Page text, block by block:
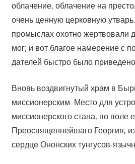
облачение, облачение на
очень ценную церковную
промыслах охотно жертвовали
мог; и вот благое намерение с
дателей быстро было
Вновь воздвигнутый храм в
миссионерским. Место для
миссионерского стана, по воле
Преосвященнейшаго Георгия,
сердце Ононских тунгусов-